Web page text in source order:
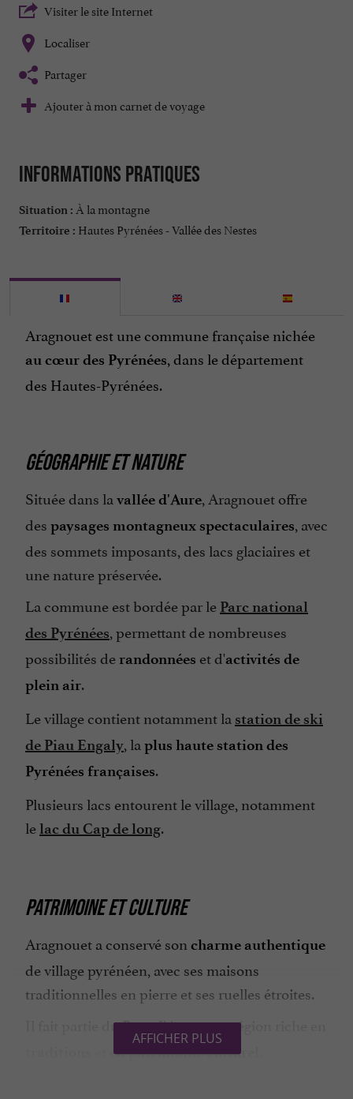
Visiter le site Internet
Localiser
Partager
Ajouter à mon carnet de voyage
Informations pratiques
Situation : À la montagne
Territoire : Hautes Pyrénées - Vallée des Nestes
Aragnouet est une commune française nichée
au cœur des Pyrénées, dans le département
des Hautes-Pyrénées.
GÉOGRAPHIE ET NATURE
Située dans la vallée d'Aure, Aragnouet offre
des paysages montagneux spectaculaires, avec
des sommets imposants, des lacs glaciaires et
une nature préservée.
La commune est bordée par le Parc national
des Pyrénées, permettant de nombreuses
possibilités de randonnées et d'activités de
plein air.
Le village contient notamment la station de ski
de Piau Engaly, la plus haute station des
Pyrénées françaises.
Plusieurs lacs entourent le village, notamment
le lac du Cap de long.
PATRIMOINE ET CULTURE
Aragnouet a conservé son charme authentique
de village pyrénéen, avec ses maisons
traditionnelles en pierre et ses ruelles étroites.
Il fait partie duPays d'Aure, une région riche en
et enpatrimoine culturel
AFFICHER PLUS